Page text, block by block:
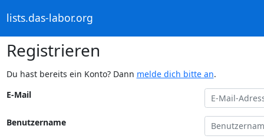
lists.das-labor.org
Registrieren
Du hast bereits ein Konto? Dann melde dich bitte an.
E-Mail
Benutzername